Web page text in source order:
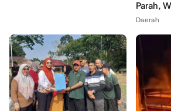
Parah,
Daerah